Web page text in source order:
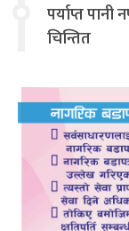
पर्याप्त पानी
चिन्तित